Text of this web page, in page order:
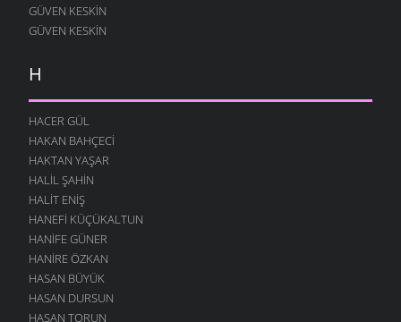
GÜVEN KESKIN
GÜVEN KESKIN
H
HACER GÜL
HAKAN BAHÇECI
HAKTAN YAŞAR
HALIL ŞAHIN
HALIT ENIŞ
HANEFI KÜÇÜKALTUN
HANIFE GÜNER
HANIRE ÖZKAN
HASAN BÜYÜK
HASAN DURSUN
HASAN TORUN